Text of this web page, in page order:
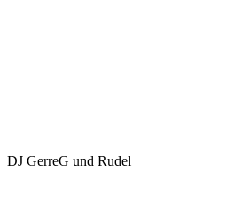
DJ GerreG und Rudel